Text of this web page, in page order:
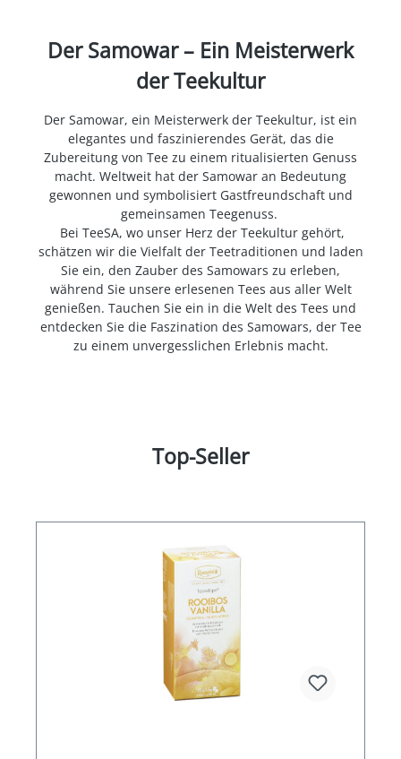
Der Samowar – Ein Meisterwerk
der Teekultur
Der Samowar, ein Meisterwerk der Teekultur, ist ein
elegantes und faszinierendes Gerät, das die
Zubereitung von Tee zu einem ritualisierten Genuss
macht. Weltweit hat der Samowar an Bedeutung
gewonnen und symbolisiert Gastfreundschaft und
gemeinsamen Teegenuss.
Bei TeeSA, wo unser Herz der Teekultur gehört,
schätzen wir die Vielfalt der Teetraditionen und laden
Sie ein, den Zauber des Samowars zu erleben,
während Sie unsere erlesenen Tees aus aller Welt
genießen. Tauchen Sie ein in die Welt des Tees und
entdecken Sie die Faszination des Samowars, der Tee
zu einem unvergesslichen Erlebnis macht.
Top-Seller